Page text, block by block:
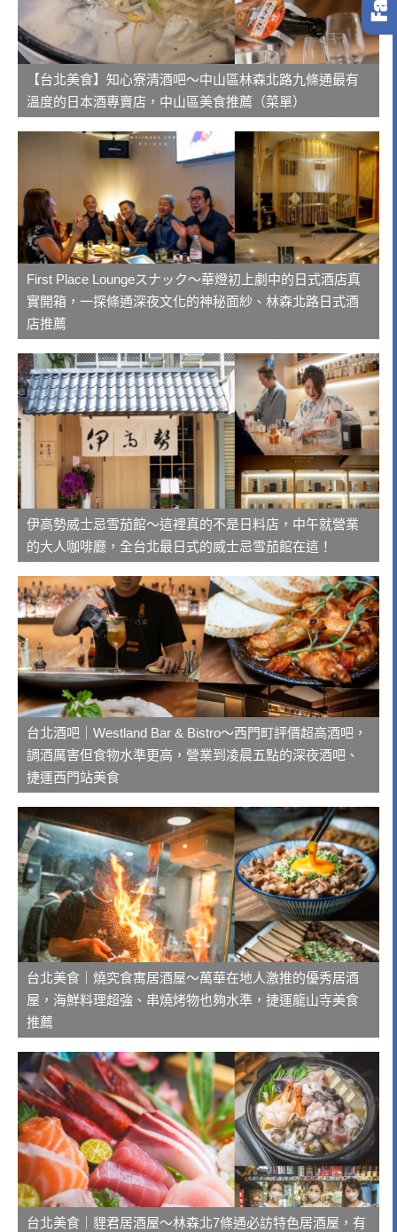
【台北美食】知心寮清酒吧～中山區林森北路九條通最有
溫度的日本酒專賣店，中山區美食推薦（菜單）
First Place Loungeスナック～華燈初上劇中的日式酒店真
實開箱，一探條通深夜文化的神秘面紗、林森北路日式酒
店推薦
伊高勢威士忌雪茄館～這裡真的不是日料店，中午就營業
的大人咖啡廳，全台北最日式的威士忌雪茄館在這！
台北酒吧｜Westland Bar & Bistro～西門町評價超高酒吧，
調酒厲害但食物水準更高，營業到凌晨五點的深夜酒吧、
捷運西門站美食
台北美食｜燒究食寓居酒屋～萬華在地人激推的優秀居酒
屋，海鮮料理超強、串燒烤物也夠水準，捷運龍山寺美食
推薦
台北美食｜貍君居酒屋～林森北7條通必訪特色居酒屋，有